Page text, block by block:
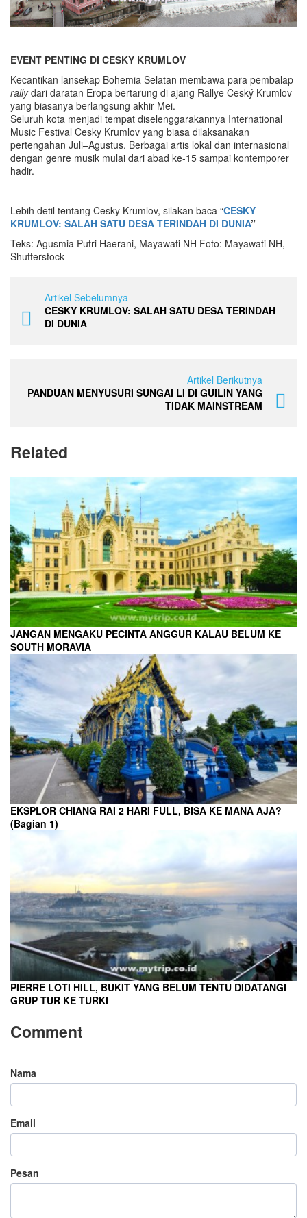
EVENT PENTING DI CESKY KRUMLOV
Kecantikan lansekap Bohemia Selatan membawa para pembalap
rallydari daratan Eropa bertarung di ajang Rallye Ceský Krumlov
yang biasanya berlangsung akhir Mei.
Seluruh kota menjadi tempat diselenggarakannya International
Music Festival Cesky Krumlov yang biasa dilaksanakan
pertengahan Juli–Agustus. Berbagai artis lokal dan internasional
dengan genre musik mulai dari abad ke-15 sampai kontemporer
hadir.
Lebih detil tentang Cesky Krumlov, silakan baca “CESKY
KRUMLOV: SALAH SATU DESA TERINDAH DI DUNIA”
Teks: Agusmia Putri Haerani, Mayawati NH Foto: Mayawati NH,
Shutterstock
Artikel Sebelumnya
CESKY KRUMLOV: SALAH SATU DESA TERINDAH
DI DUNIA
Artikel Berikutnya
PANDUAN MENYUSURI SUNGAI LI DI GUILIN YANG
TIDAK MAINSTREAM
Related
JANGAN MENGAKU PECINTA ANGGUR KALAU BELUM KE
SOUTH MORAVIA
EKSPLOR CHIANG RAI 2 HARI FULL, BISA KE MANA AJA?
(Bagian 1)
PIERRE LOTI HILL, BUKIT YANG BELUM TENTU DIDATANGI
GRUP TUR KE TURKI
Comment
Nama
Email
Pesan